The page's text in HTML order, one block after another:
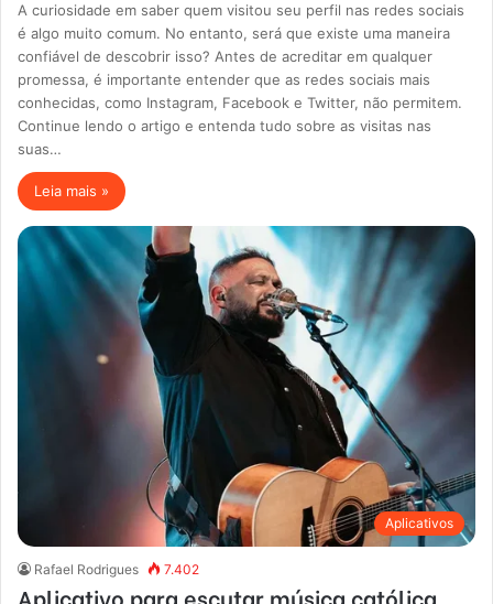
A curiosidade em saber quem visitou seu perfil nas redes sociais
é algo muito comum. No entanto, será que existe uma maneira
confiável de descobrir isso? Antes de acreditar em qualquer
promessa, é importante entender que as redes sociais mais
conhecidas, como Instagram, Facebook e Twitter, não permitem.
Continue lendo o artigo e entenda tudo sobre as visitas nas
suas…
Leia mais »
Aplicativos
Rafael Rodrigues 7.402
Aplicativo para escutar música católica